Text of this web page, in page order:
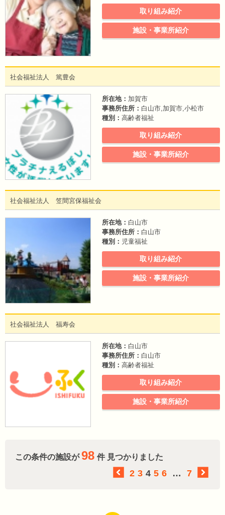
取り組み紹介
施設・事業所紹介
社会福祉法人 篤豊会
所在地： 加賀市
事務所住所： 白山市,加賀市,小松市
種別： 高齢者福祉
取り組み紹介
施設・事業所紹介
社会福祉法人 笠間宮保福祉会
所在地： 白山市
事務所住所： 白山市
種別： 児童福祉
取り組み紹介
施設・事業所紹介
社会福祉法人 福寿会
所在地： 白山市
事務所住所： 白山市
種別： 高齢者福祉
取り組み紹介
施設・事業所紹介
この条件の施設が98 件 見つかりました
2 3 4 5 6 … 7